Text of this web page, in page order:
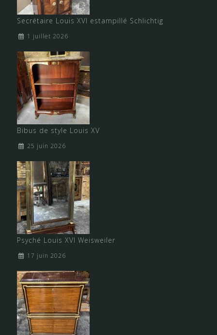
Secrétaire Louis XVI estampillé Schlichtig
1 juillet 2026
Bibus de style Louis XV
25 juin 2026
Psyché Louis XVI Weisweiler
17 juin 2026